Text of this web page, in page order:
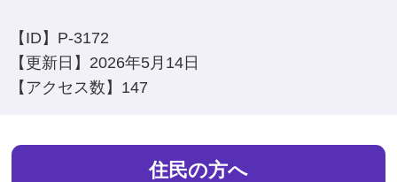
【ID】 P-3172
【更新日】 2026年5月14日
【アクセス数】 147
住民の方へ